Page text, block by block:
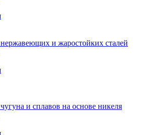
и жаростойких сталей
и сплавов на основе никеля